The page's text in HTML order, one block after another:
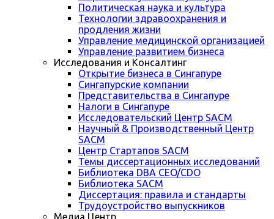
Политическая наука и культура
Технологии здравоохранения и
продления жизни
Управление медицинской организацией
Управление развитием бизнеса
Исследования и Консалтинг
Открытие бизнеса в Сингапуре
Сингапурские компании
Представительства в Сингапуре
Налоги в Сингапуре
Исследовательский Центр SACM
Научный & Производственный Центр
SACM
Центр Стартапов SACM
Темы диссертационных исследований
Библиотека DBA CEO/CDO
Библиотека SACM
Диссертация: правила и стандарты
Трудоустройство выпускников
Медиа Центр